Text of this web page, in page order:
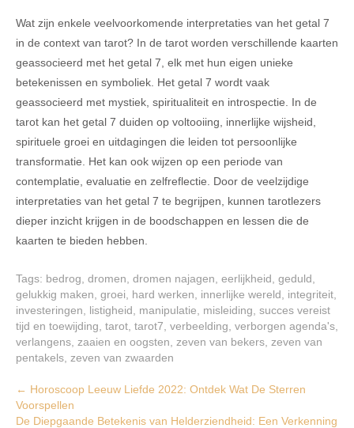
Wat zijn enkele veelvoorkomende interpretaties van het getal 7
in de context van tarot? In de tarot worden verschillende kaarten
geassocieerd met het getal 7, elk met hun eigen unieke
betekenissen en symboliek. Het getal 7 wordt vaak
geassocieerd met mystiek, spiritualiteit en introspectie. In de
tarot kan het getal 7 duiden op voltooiing, innerlijke wijsheid,
spirituele groei en uitdagingen die leiden tot persoonlijke
transformatie. Het kan ook wijzen op een periode van
contemplatie, evaluatie en zelfreflectie. Door de veelzijdige
interpretaties van het getal 7 te begrijpen, kunnen tarotlezers
dieper inzicht krijgen in de boodschappen en lessen die de
kaarten te bieden hebben.
Tags: bedrog dromen dromen najagen eerlijkheid geduld
gelukkig maken groei hard werken innerlijke wereld integriteit
investeringen
listigheid manipulatie misleiding succes vereist
tijd en toewijding tarot tarot7 verbeelding verborgen agenda's
verlangens zaaien en oogsten zeven van bekers zeven van
pentakels zeven van zwaarden
Post
navigation
← Horoscoop Leeuw Liefde 2022: Ontdek Wat De Sterren
Voorspellen
De Diepgaande Betekenis van Helderziendheid: Een Verkenning